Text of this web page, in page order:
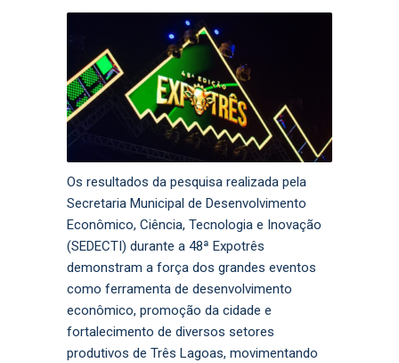
Os resultados da pesquisa realizada pela
Secretaria Municipal de Desenvolvimento
Econômico, Ciência, Tecnologia e Inovação
(SEDECTI) durante a 48ª Expotrês
demonstram a força dos grandes eventos
como ferramenta de desenvolvimento
econômico, promoção da cidade e
fortalecimento de diversos setores
produtivos de Três Lagoas, movimentando